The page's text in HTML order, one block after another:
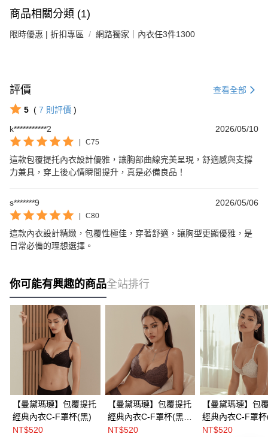
商品相關分類 (1)
限時優惠 | 折扣專區 網路獨家｜內衣任3件1300
評價 查看全部
5 ( 7 則評價 )
k***********2
2026/05/10
| C75
這款包覆提托內衣設計優雅，讓胸部曲線完美呈現，舒適感與支撐
力兼具，穿上後心情瞬間提升，真是必備良品！
s*******9 2026/05/06
| C80
這款內衣設計精緻，包覆性極佳，穿著舒適，讓胸型更顯優雅，是
日常必備的理想選擇。
你可能有興趣的商品全站排行
【曼黛瑪璉】包覆提托
經典內衣C-F罩杯(黑)
NT$520
【曼黛瑪璉】包覆提托
經典內衣C-F罩杯(黑糖
棕)
NT$520
【曼黛瑪璉】包
經典內衣C-F罩
灰)
NT$520